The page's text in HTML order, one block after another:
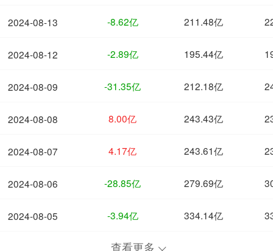
2024-08-13
2024-08-12
2024-08-09
2024-08-08
2024-08-07
2024-08-06
2024-08-05
-8.62亿 211.48亿
-2.89亿 195.44亿
-31.35亿 212.18亿
8.00亿 243.43亿
4.17亿 243.61亿
-28.85亿 279.69亿
-3.94亿 334.14亿
查看更多